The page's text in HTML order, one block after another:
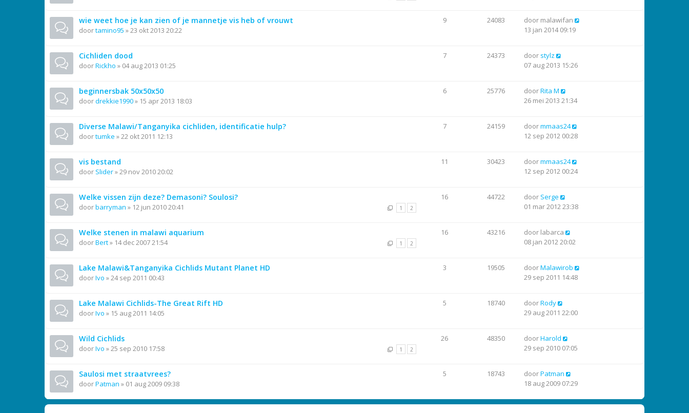
wie weet hoe je kan zien of je mannetje vis heb of vrouwt
doortamino95 »23 okt 2013 20:22
9 24083 door malawifan
13 jan 2014 09:19
Cichliden dood
doorRickho » 04 aug 2013 01:25
7 24373 door stylz
07 aug 2013 15:26
beginnersbak 50x50x50
doordrekkie1990» 15 apr 2013 18:03
6 25776 doorRita M
26 mei 2013 21:34
Diverse Malawi/Tanganyika cichliden, identificatie hulp?
doortumke »22 okt 2011 12:13
7 24159 doormmaas24
12 sep 2012 00:28
vis bestand
door Slider»29 nov 2010 20:02
11 30423 doormmaas24
12 sep 2012 00:24
Welke vissen zijn deze? Demasoni? Soulosi?
doorbarryman » 12 jun 2010 20:41 1 2
16 44722 door Serge
01 mar 2012 23:38
Welke stenen in malawi aquarium
doorBert» 14 dec 2007 21:54 1 2
16 43216 door labarca
08 jan 2012 20:02
Lake Malawi&Tanganyika Cichlids Mutant Planet HD
doorIvo »24 sep 2011 00:43
3 19505 doorMalawirob
29 sep 2011 14:48
Lake Malawi Cichlids-The Great Rift HD
doorIvo » 15 aug 2011 14:05
5 18740 doorRody
29 aug 2011 22:00
Wild Cichlids
doorIvo »25 sep 2010 17:58 1 2
26 48350 doorHarold
29 sep 2010 07:05
Saulosi met straatvrees?
doorPatman » 01 aug 2009 09:38
5 18743 doorPatman
18 aug 2009 07:29